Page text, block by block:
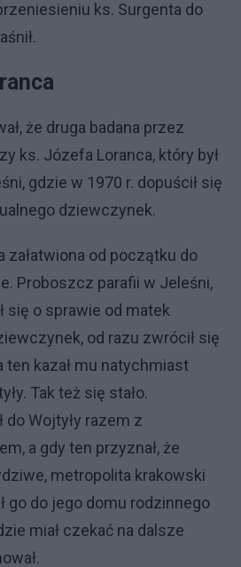
ks. Surgenta do
że druga badana przez
ks. Józefa Loranca, który był
gdzie w 1970 r. dopuścił się
dziewczynek.
załatwiona od początku do
Proboszcz parafii w Jeleśni,
się o sprawie od matek
od razu zwrócił się
ten kazał mu natychmiast
Tak też się stało.
Wojtyły razem z
a gdy ten przyznał, że
metropolita krakowski
go do jego domu rodzinnego
miał czekać na dalsze